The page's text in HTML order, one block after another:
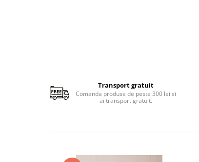
Transport gratuit
Comanda produse de peste 300 lei si
ai transport gratuit.